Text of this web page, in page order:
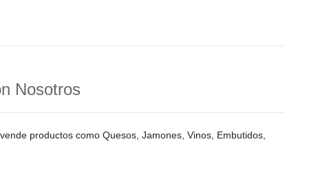
Nosotros
productos como Quesos, Jamones, Vinos, Embutidos,